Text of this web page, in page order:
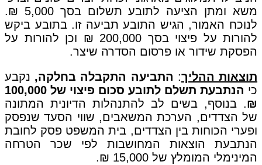
משא ומתן הציעה לתובע תשלום בסך 5,000 ₪.
לנוכח האמור, הגיש התובע תביעה זו. בתובע ביקש
להורות על פיצוי בסך 200,000 ₪ וכן להורות על
הפסקת שידור או פרסום הסדרה שיצר.
תוצאות ההליך: התביעה התקבלה בחלקה, נקבע
כי
הנתבעת תשלם לתובע סכום פיצוי של 100,000
₪. בנוסף, בשים לב להתנהלות הדיונית המתונה
של הצדדים, הערכת המשאבים, שווי הסעד שנפסק
ופערי הכוחות בין הצדדים, בית המשפט פסק לחובת
הנתבעת הוצאות המחושבות לפי שכר הטרחה
המינימלי המומלץ של 15,000 ₪.